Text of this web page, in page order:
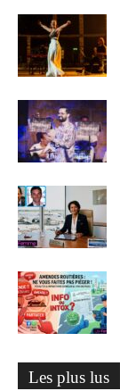
Les plus lus